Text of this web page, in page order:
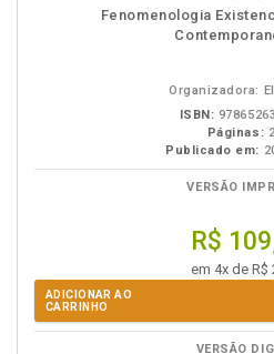
disponível
em
na
Fenomenologia
Organizadora:
ISBN:
Páginas:
Publicado em:
VERSÃO
R$
em 4x de R$
ADICIONAR AO
CARRINHO
VERSÃO